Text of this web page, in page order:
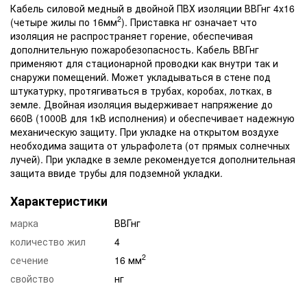
Кабель силовой медный в двойной ПВХ изоляции ВВГнг 4х16
(четыре жилы по 16мм2). Приставка нг означает что
изоляция не распространяет горение, обеспечивая
дополнительную пожаробезопасность. Кабель ВВГнг
применяют для стационарной проводки как внутри так и
снаружи помещений. Может укладываться в стене под
штукатурку, протягиваться в трубах, коробах, лотках, в
земле. Двойная изоляция выдерживает напряжение до
660В (1000В для 1кВ исполнения) и обеспечивает надежную
механическую защиту. При укладке на открытом воздухе
необходима защита от ульрафолета (от прямых солнечных
лучей). При укладке в земле рекомендуется дополнительная
защита ввиде трубы для подземной укладки.
Характеристики
марка
ВВГнг
количество жил
4
сечение
16 мм2
свойство
нг